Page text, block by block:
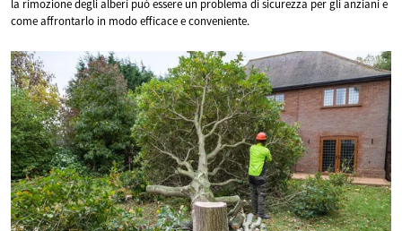
la rimozione degli alberi può essere un problema di sicurezza per gli anziani e
come affrontarlo in modo efficace e conveniente.